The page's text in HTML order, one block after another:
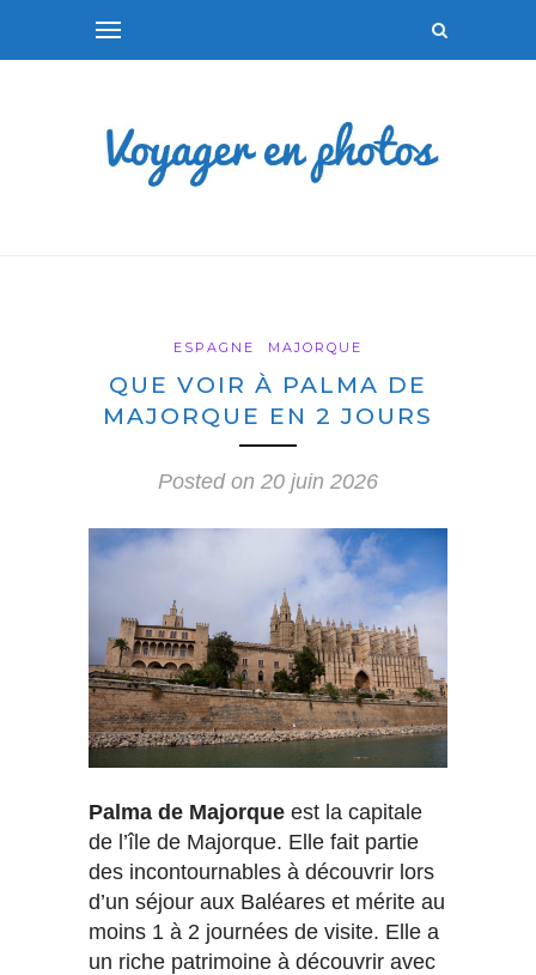
ESPAGNE MAJORQUE
QUE VOIR À PALMA DE
MAJORQUE EN 2 JOURS
Posted on 20 juin 2026
Palma de Majorque est la capitale
de l’île de Majorque. Elle fait partie
des incontournables à découvrir lors
d’un séjour aux Baléares et mérite au
moins 1 à 2 journées de visite. Elle a
un riche patrimoine à découvrir avec